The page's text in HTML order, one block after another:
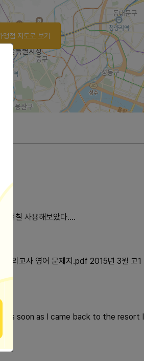
맹점 지도로 보기
며칠 사용해보았다....
의고사 영어 문제지.pdf 2015년 3월 고1
As soon as I came back to the resort I